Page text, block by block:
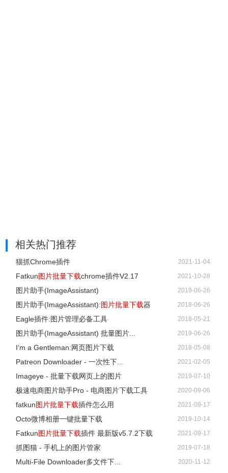
相关热门推荐
猫抓Chrome插件 2021-11-04
Fatkun图片批量下载chrome插件V2.17 2021-10-28
图片助手(ImageAssistant) 2019-06-26
图片助手(ImageAssistant):图片批量下载器 2018-06-26
Eagle插件:图片管理必备工具 2018-05-21
图片助手(ImageAssistant) 批量图片... 2019-06-26
I‘m a Gentleman:网页图片下载 2018-05-08
Patreon Downloader - 一次性下... 2021-02-05
Imageye - 批量下载网页上的图片 2019-07-10
极速电商图片助手Pro - 电商图片下载工具 2020-09-06
fatkun图片批量下载插件怎么用 2021-09-17
Octo微博相册一键批量下载 2019-10-14
Fatkun图片批量下载插件 最新版v5.7.2下载 2021-09-17
抓图猫 - 手机上的图片管家 2019-07-18
Multi-File Downloader多文件下... 2020-11-12